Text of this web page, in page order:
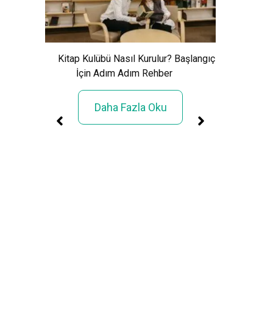
Kitap Kulübü Nasıl Kurulur? Başlangıç
İçin Adım Adım Rehber
Daha Fazla Oku